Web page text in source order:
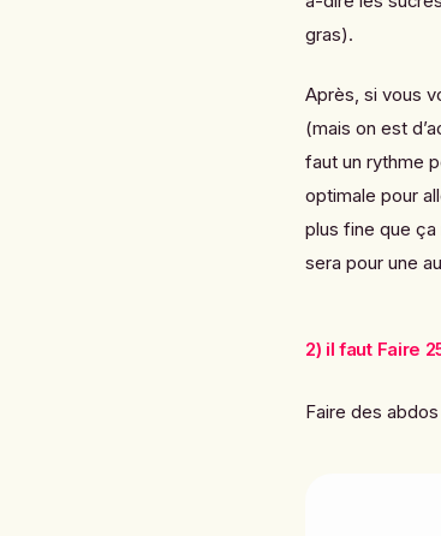
gras).
Après, si vous
(mais on est
faut un rythme
optimale pour
plus fine que
sera pour une
2) il faut Faire
Faire des